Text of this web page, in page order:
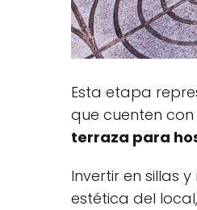
Esta etapa
que cuenten
terraza para
Invertir en sillas
estética del